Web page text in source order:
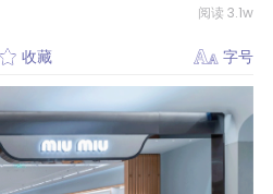
阅读 3.1w
收藏 字号